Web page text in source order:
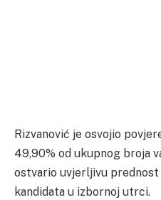
Rizvanović je osvojio
49,90% od ukupnog broja
ostvario uvjerljivu
kandidata u izbornoj utrci.